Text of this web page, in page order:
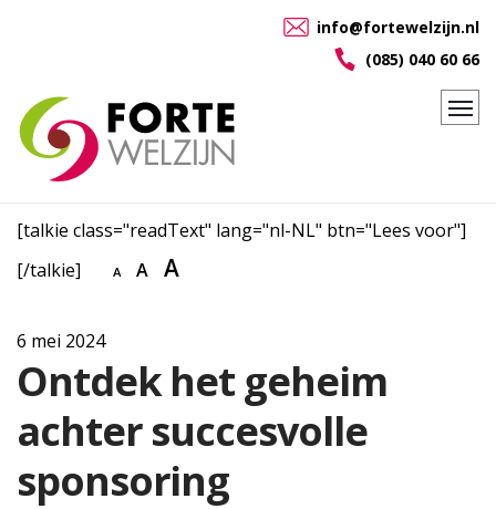
info@fortewelzijn.nl
(085) 040 60 66
[talkie class="readText" lang="nl-NL" btn="Lees voor"]
[/talkie]
A A A
6 mei 2024
Ontdek het geheim
achter succesvolle
sponsoring